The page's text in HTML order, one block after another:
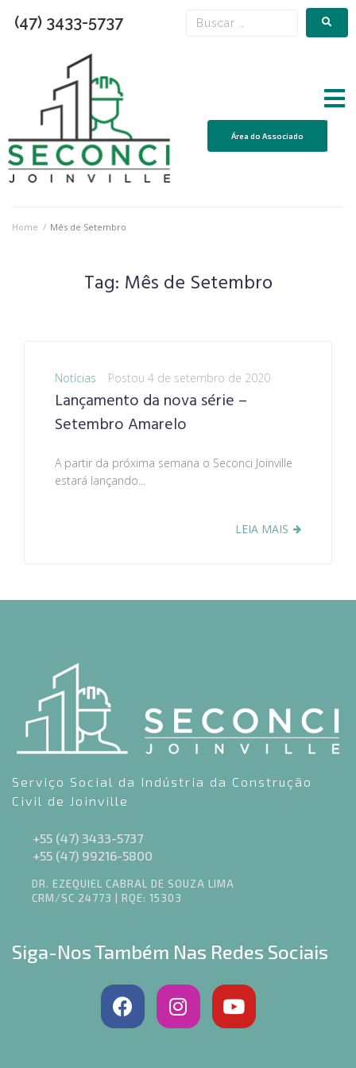
(47) 3433-5737
Área do Associado
Home / Mês de Setembro
Tag: Mês de Setembro
Notícias Postou 4 de setembro de 2020
Lançamento da nova série –
Setembro Amarelo
A partir da próxima semana o Seconci Joinville
estará lançando...
LEIA MAIS
Serviço Social da Indústria da Construção
Civil de Joinville
+55 (47) 3433-5737
+55 (47) 99216-5800
DR. EZEQUIEL CABRAL DE SOUZA LIMA
CRM/SC 24773 | RQE: 15303
Siga-Nos Também Nas Redes Sociais